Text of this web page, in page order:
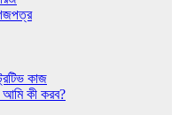
কাজ
আমি কী করব?